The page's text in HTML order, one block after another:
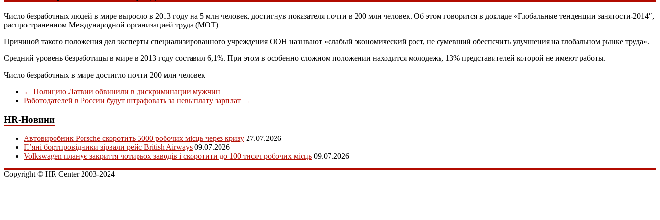
Число безработных людей в мире выросло в 2013 году на 5 млн человек, достигнув показателя почти в 200 млн человек. Об этом говорится в докладе «Глобальные тенденции занятости-2014″,
распространенном Международной организацией труда (МОТ).
Причиной такого положения дел эксперты специализированного учреждения ООН называют «слабый экономический рост, не сумевший обеспечить улучшения на глобальном рынке труда».
Средний уровень безработицы в мире в 2013 году составил 6,1%. При этом в особенно сложном положении находится молодежь, 13% представителей которой не имеют работы.
Число безработных в мире достигло почти 200 млн человек
← Полицию Латвии обвинили в дискриминации мужчин
Работодателей в России будут штрафовать за невыплату зарплат →
HR-Новини
Автовиробник Porsche скоротить 5000 робочих місць через кризу 27.07.2026
П’яні бортпровідники зірвали рейс British Airways 09.07.2026
Volkswagen планує закриття чотирьох заводів і скоротити до 100 тисяч робочих місць 09.07.2026
Copyright © HR Center 2003-2024